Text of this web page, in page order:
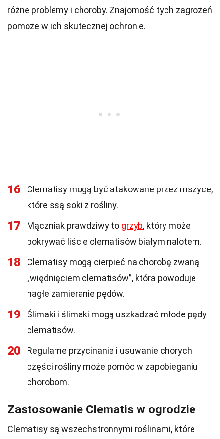
różne problemy i choroby. Znajomość tych zagrożeń
pomoże w ich skutecznej ochronie.
16
Clematisy mogą być atakowane przez mszyce,
które ssą soki z rośliny.
17 Mączniak prawdziwy to grzyb, który może
pokrywać liście clematisów białym nalotem.
18
Clematisy mogą cierpieć na chorobę zwaną
„więdnięciem clematisów”, która powoduje
nagłe zamieranie pędów.
19
Ślimaki i ślimaki mogą uszkadzać młode pędy
clematisów.
20
Regularne przycinanie i usuwanie chorych
części rośliny może pomóc w zapobieganiu
chorobom.
Zastosowanie Clematis w ogrodzie
Clematisy są wszechstronnymi roślinami, które